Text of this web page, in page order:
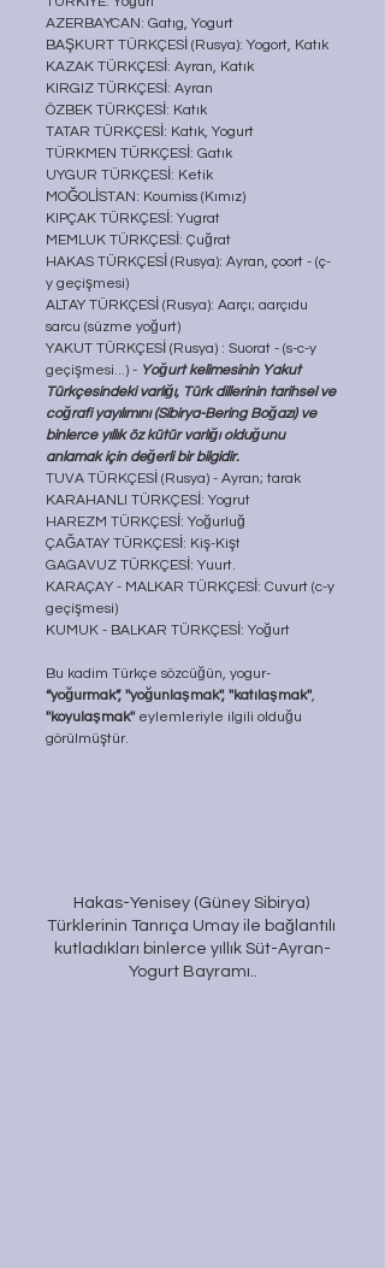
AZERBAYCAN: Gatıg, Yogurt
BAŞKURT TÜRKÇESİ (Rusya): Yogort, Katık
KAZAK TÜRKÇESİ: Ayran, Katık
KIRGIZ TÜRKÇESİ: Ayran
ÖZBEK TÜRKÇESİ: Katık
TATAR TÜRKÇESİ: Katık, Yogurt
TÜRKMEN TÜRKÇESİ: Gatık
UYGUR TÜRKÇESİ: Ketik
MOĞOLİSTAN: Koumiss (Kımız)
KIPÇAK TÜRKÇESİ: Yugrat
MEMLUK TÜRKÇESİ: Çuğrat
HAKAS TÜRKÇESİ (Rusya): Ayran, çoort - (ç-
y geçişmesi)
ALTAY TÜRKÇESİ (Rusya): Aarçı; aarçıdu
sarcu (süzme yoğurt)
YAKUT TÜRKÇESİ (Rusya) : Suorat - (s-c-y
geçişmesi...) - Yoğurt kelimesinin Yakut
Türkçesindeki varlığı, Türk dillerinin tarihsel ve
coğrafi yayılımını (Sibirya-Bering Boğazı) ve
binlerce yıllık öz kütür varlığı olduğunu
anlamak için değerli bir bilgidir.
TUVA TÜRKÇESİ (Rusya) - Ayran; tarak
KARAHANLI TÜRKÇESİ: Yogrut
HAREZM TÜRKÇESİ: Yoğurluğ
ÇAĞATAY TÜRKÇESİ: Kiş-Kişt
GAGAVUZ TÜRKÇESİ: Yuurt.
KARAÇAY - MALKAR TÜRKÇESİ: Cuvurt (c-y
geçişmesi)
KUMUK - BALKAR TÜRKÇESİ: Yoğurt
Bu kadim Türkçe sözcüğün, yogur-
“yoğurmak”, ''yoğunlaşmak'', ''katılaşmak'',
''koyulaşmak'' eylemleriyle ilgili olduğu
görülmüştür.
Hakas-Yenisey (Güney Sibirya)
Türklerinin Tanrıça Umay ile bağlantılı
kutladıkları binlerce yıllık Süt-Ayran-
Yogurt Bayramı..